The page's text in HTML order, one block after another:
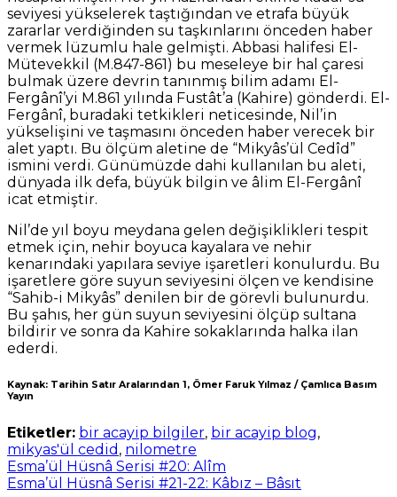
seviyesi yükselerek taştığından ve etrafa büyük
zararlar verdiğinden su taşkınlarını önceden haber
vermek lüzumlu hale gelmişti. Abbasi halifesi El-
Mütevekkil (M.847-861) bu meseleye bir hal çaresi
bulmak üzere devrin tanınmış bilim adamı El-
Fergânî’yi M.861 yılında Fustât’a (Kahire) gönderdi. El-
Fergânî, buradaki tetkikleri neticesinde, Nil’in
yükselişini ve taşmasını önceden haber verecek bir
alet yaptı. Bu ölçüm aletine de “Mikyâs’ül Cedîd”
ismini verdi. Günümüzde dahi kullanılan bu aleti,
dünyada ilk defa, büyük bilgin ve âlim El-Fergânî
icat etmiştir.
Nil’de yıl boyu meydana gelen değişiklikleri tespit
etmek için, nehir boyuca kayalara ve nehir
kenarındaki yapılara seviye işaretleri konulurdu. Bu
işaretlere göre suyun seviyesini ölçen ve kendisine
“Sahib-i Mikyâs” denilen bir de görevli bulunurdu.
Bu şahıs, her gün suyun seviyesini ölçüp sultana
bildirir ve sonra da Kahire sokaklarında halka ilan
ederdi.
Kaynak: Tarihin Satır Aralarından 1, Ömer Faruk Yılmaz / Çamlıca Basım
Yayın
Etiketler: bir acayip bilgiler, bir acayip blog,
mikyas'ül cedid , nilometre
Esma’ül Hüsnâ Serisi #20: Alîm
Esma’ül Hüsnâ Serisi #21-22: Kâbız – Bâsıt